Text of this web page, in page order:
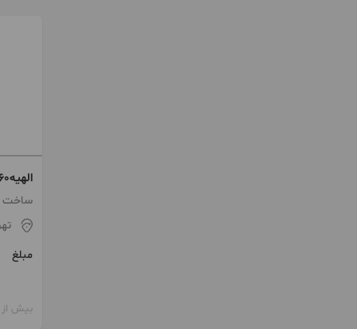
ساخت 1376
مبلغ
بیش از 12 ماه پیش